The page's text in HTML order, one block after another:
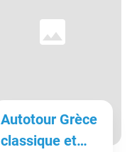
Autotour Grèce
classique et